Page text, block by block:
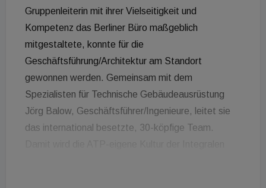
Gruppenleiterin mit ihrer Vielseitigkeit und
Kompetenz das Berliner Büro maßgeblich
mitgestaltete, konnte für die
Geschäftsführung/Architektur am Standort
gewonnen werden. Gemeinsam mit dem
Spezialisten für Technische Gebäudeausrüstung
Jörg Balow, Geschäftsführer/Ingenieure, leitet sie
das international besetzte, 30-köpfige Team.